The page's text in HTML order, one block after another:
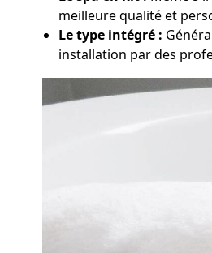
meilleure qualité et
Le type intégré :
installation par des